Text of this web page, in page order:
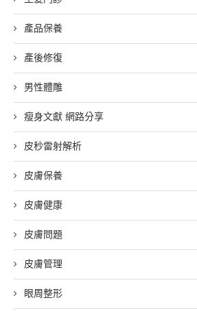
產品保養
產後修復
男性體雕
瘦身文獻 網路分享
皮秒雷射解析
皮膚保養
皮膚健康
皮膚問題
皮膚管理
眼周整形